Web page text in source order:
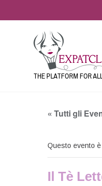
THE PLATFORM FOR
« Tutti gli
Questo evento
Il Tè